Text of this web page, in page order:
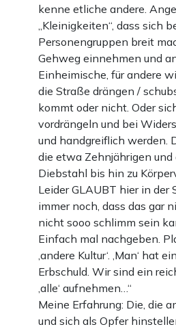
kenne etliche andere.
„Kleinigkeiten“, dass sich
Personengruppen breit
Gehweg einnehmen und
Einheimische, für andere
die Straße drängen /
kommt oder nicht. Oder
vordrängeln und bei
und handgreiflich werden.
die etwa Zehnjährigen und
Diebstahl bis hin zu
Leider GLAUBT hier in
immer noch, dass das gar
nicht sooo schlimm sein
Einfach mal nachgeben.
‚andere Kultur‘. ‚Man‘ hat
Erbschuld. Wir sind ein
‚alle‘ aufnehmen…“
Meine Erfahrung: Die, die
und sich als Opfer